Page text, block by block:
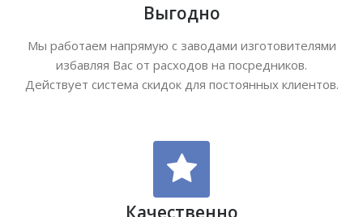
Выгодно
Мы работаем напрямую с заводами изготовителями
избавляя Вас от расходов на посредников.
Действует система скидок для постоянных клиентов.
Качественно